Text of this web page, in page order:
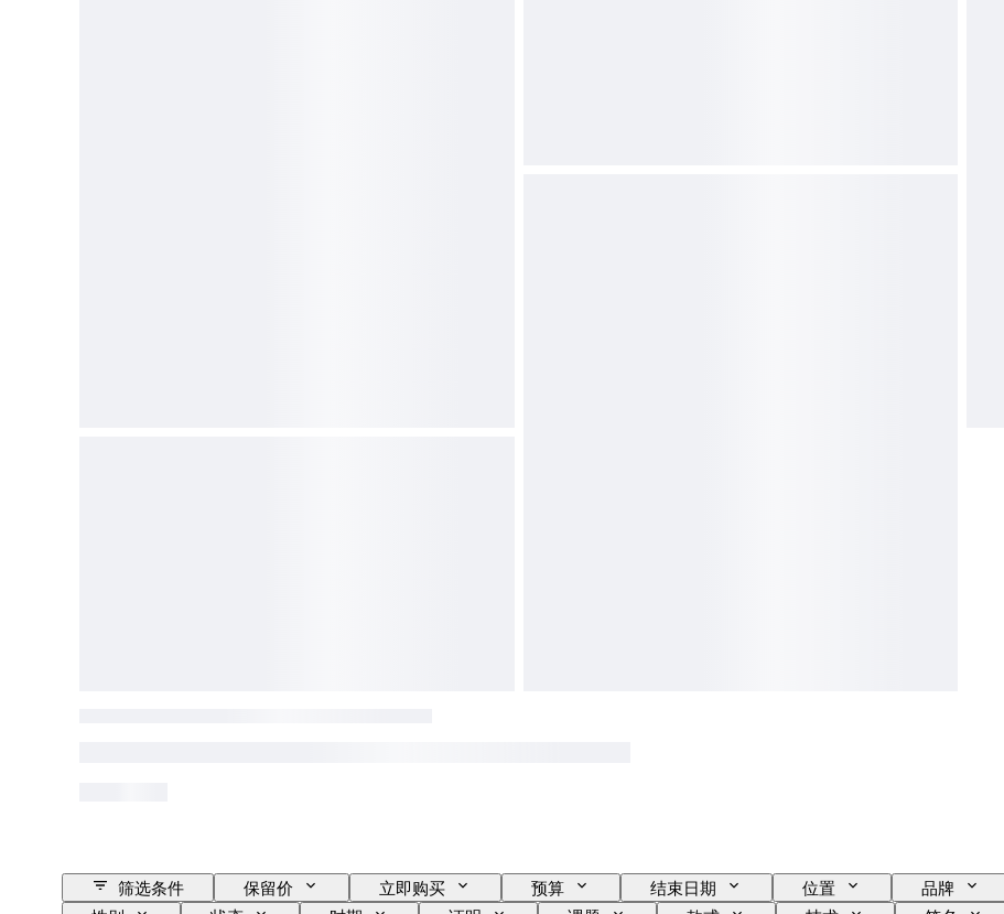
筛选条件 保留价 立即购买 预算 结束日期 位置 品牌